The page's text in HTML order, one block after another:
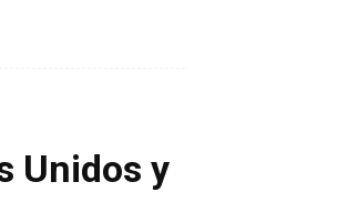
Unidos y